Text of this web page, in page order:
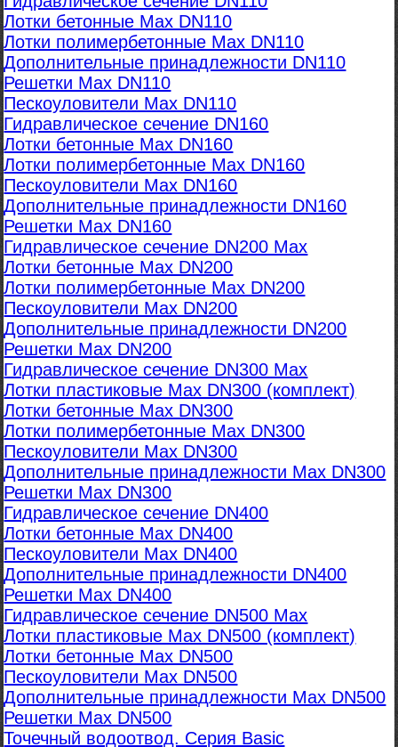
Лотки бетонные Max DN110
Лотки полимербетонные Max DN110
Дополнительные принадлежности DN110
Решетки Max DN110
Пескоуловители Max DN110
Гидравлическое сечение DN160
Лотки бетонные Max DN160
Лотки полимербетонные Max DN160
Пескоуловители Max DN160
Дополнительные принадлежности DN160
Решетки Max DN160
Гидравлическое сечение DN200 Max
Лотки бетонные Max DN200
Лотки полимербетонные Max DN200
Пескоуловители Max DN200
Дополнительные принадлежности DN200
Решетки Max DN200
Гидравлическое сечение DN300 Max
Лотки пластиковые Max DN300 (комплект)
Лотки бетонные Max DN300
Лотки полимербетонные Max DN300
Пескоуловители Max DN300
Дополнительные принадлежности Max DN300
Решетки Max DN300
Гидравлическое сечение DN400
Лотки бетонные Max DN400
Пескоуловители Max DN400
Дополнительные принадлежности DN400
Решетки Max DN400
Гидравлическое сечение DN500 Max
Лотки пластиковые Max DN500 (комплект)
Лотки бетонные Max DN500
Пескоуловители Max DN500
Дополнительные принадлежности Max DN500
Решетки Max DN500
Точечный водоотвод. Серия Basic